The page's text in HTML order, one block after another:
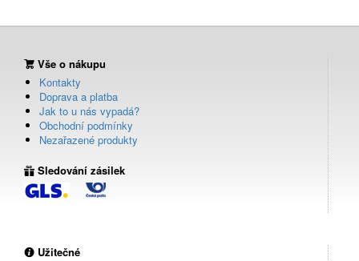
Vše o nákupu
Kontakty
Doprava a platba
Jak to u nás vypadá?
Obchodní podmínky
Nezařazené produkty
Sledování zásilek
Užitečné